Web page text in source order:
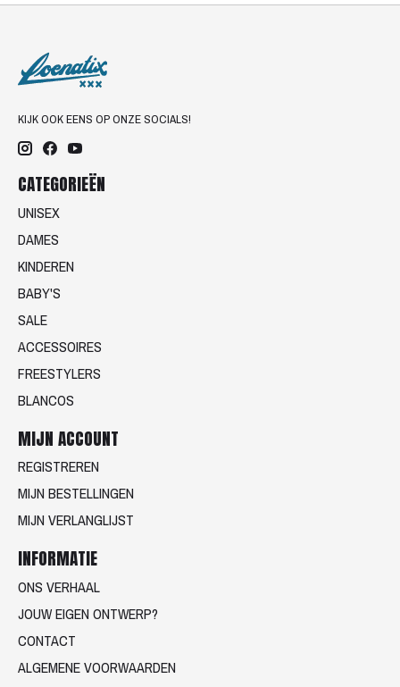
KIJK OOK EENS OP ONZE SOCIALS!
CATEGORIEËN
UNISEX
DAMES
KINDEREN
BABY'S
SALE
ACCESSOIRES
FREESTYLERS
BLANCOS
MIJN ACCOUNT
REGISTREREN
MIJN BESTELLINGEN
MIJN VERLANGLIJST
INFORMATIE
ONS VERHAAL
JOUW EIGEN ONTWERP?
CONTACT
ALGEMENE VOORWAARDEN